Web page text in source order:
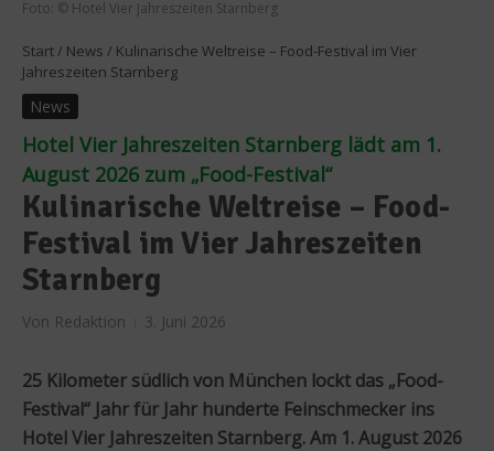
Foto: © Hotel Vier Jahreszeiten Starnberg
Start / News / Kulinarische Weltreise – Food-Festival im Vier
Jahreszeiten Starnberg
News
Hotel Vier Jahreszeiten Starnberg lädt am 1.
August 2026 zum „Food-Festival“
Kulinarische Weltreise – Food-
Festival im Vier Jahreszeiten
Starnberg
Von Redaktion 3. Juni 2026
25 Kilometer südlich von München lockt das „Food-
Festival“ Jahr für Jahr hunderte Feinschmecker ins
Hotel Vier Jahreszeiten Starnberg. Am 1. August 2026